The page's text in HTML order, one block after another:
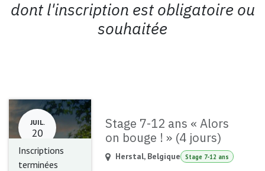
dont l'inscription est obligatoire ou
souhaitée
JUIL.
20
Inscriptions
terminées
Stage 7-12 ans « Alors
on bouge ! » (4 jours)
Herstal, Belgique Stage 7-12 ans